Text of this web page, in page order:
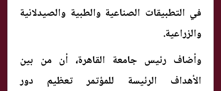
في التطبيقات الصناعية والطبية والصيدلانية
والزراعية.
وأضاف رئيس جامعة القاهرة، أن من بين
الأهداف الرئيسة للمؤتمر تعظيم دور